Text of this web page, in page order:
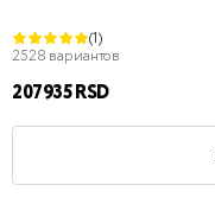
(1)
2528 вариантов
207935 RSD